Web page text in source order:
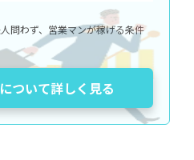
問わず、営業マンが稼げる条件
ついて詳しく見る